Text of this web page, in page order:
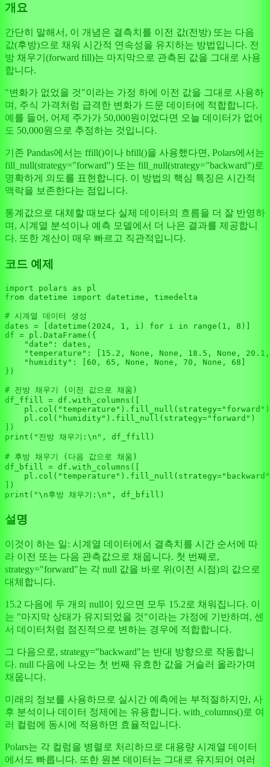
개요
간단히 말해서, 이 개념은 결측치를 이전 값(전방) 또는 다음
값(후방)으로 채워 시간적 연속성을 유지하는 방법입니다. 전
방 채우기(forward fill)는 마지막으로 관측된 값을 그대로 사용
합니다.
"변화가 없었을 것"이라는 가정 하에 이전 값을 그대로 사용하
며, 주식 가격처럼 급격한 변화가 드문 데이터에 적합합니다.
예를 들어, 어제 주가가 50,000원이었다면 오늘 데이터가 없어
도 50,000원으로 추정하는 것입니다.
기존 Pandas에서는 ffill()이나 bfill()을 사용했다면, Polars에서는
fill_null(strategy="forward") 또는 fill_null(strategy="backward")로
명확하게 의도를 표현합니다. 이 방법의 핵심 특징은 시간적
맥락을 보존한다는 점입니다.
통계값으로 대체할 때보다 실제 데이터의 흐름을 더 잘 반영하
며, 시계열 분석이나 예측 모델에서 더 나은 결과를 제공합니
다. 또한 계산이 매우 빠르고 직관적입니다.
코드 예제
import polars as
from datetime import datetime, timedelta
# 시계열 데이터 생성
dates = [datetime( 2024 , 1 , i) for i in range ( 1 , 8 )]
df = pl.DataFrame({
"date" : dates,
"temperature" : [ 15.2 , None , None , 18.5 , None , 20.1
"humidity" : [ 60 , 65 , None , None , 70 , None , 68
})
# 전방 채우기 (이전 값으로 채움)
df_ffill = df.with_columns([
    pl.col(
"temperature" ).fill_null(strategy="forward"
    pl.col(
"humidity" ).fill_null(strategy="forward" )
print ( "전방 채우기:\n" , df_ffill)
# 후방 채우기 (다음 값으로 채움)
df_bfill = df.with_columns([
    pl.col(
"temperature" ).fill_null(strategy="backward"
print ( "\n후방 채우기:\n"
설명
이것이 하는 일: 시계열 데이터에서 결측치를 시간 순서에 따
라 이전 또는 다음 관측값으로 채웁니다. 첫 번째로,
strategy="forward"는 각 null 값을 바로 위(이전 시점)의 값으로
대체합니다.
15.2 다음에 두 개의 null이 있으면 모두 15.2로 채워집니다. 이
는 "마지막 상태가 유지되었을 것"이라는 가정에 기반하며, 센
서 데이터처럼 점진적으로 변하는 경우에 적합합니다.
그 다음으로, strategy="backward"는 반대 방향으로 작동합니
다. null 다음에 나오는 첫 번째 유효한 값을 거슬러 올라가며
채웁니다.
미래의 정보를 사용하므로 실시간 예측에는 부적절하지만, 사
후 분석이나 데이터 정제에는 유용합니다. with_columns()로 여
러 컬럼에 동시에 적용하면 효율적입니다.
Polars는 각 컬럼을 병렬로 처리하므로 대용량 시계열 데이터
에서도 빠릅니다. 또한 원본 데이터는 그대로 유지되어 여러